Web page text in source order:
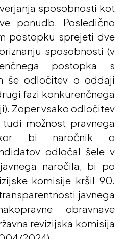
sposobnosti kot
ponudb. Posledično
postopku sprejeti dve
sposobnosti (v
postopka s
še odločitev o oddaji
fazi konkurenčnega
Zoper vsako odločitev
možnost pravnega
bi naročnik o
odločal šele v
naročila, bi po
komisije kršil 90.
javnega
obravnave
revizijska komisija